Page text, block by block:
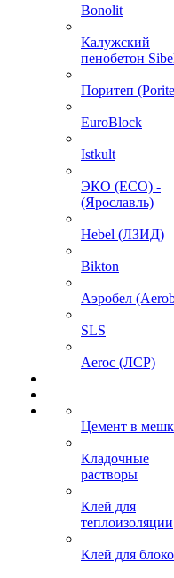
Bonolit
Калужский
пенобетон
Поритеп
EuroBlock
Istkult
ЭКО (ECO) -
(Ярославль)
Hebel (ЛЗИД)
Bikton
Аэробел
SLS
Aeroc (ЛСР)
Цемент в
Кладочные
растворы
Клей для
теплоизоляции
Клей для